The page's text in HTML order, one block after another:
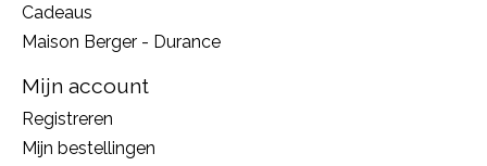
Cadeaus
Maison Berger - Durance
Mijn account
Registreren
Mijn bestellingen